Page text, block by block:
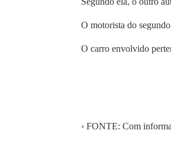
O motorista do
O carro envolvido
› FONTE: Com